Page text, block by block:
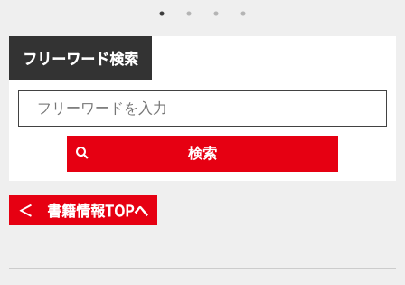
フリーワード検索
検索
＜ 書籍情報TOPへ